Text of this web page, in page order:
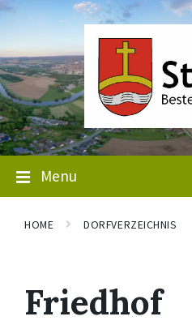
Skip
to
Skip
to
navigation
Skip
to
Menu
HOME DORFVERZEICHNIS
Friedhof